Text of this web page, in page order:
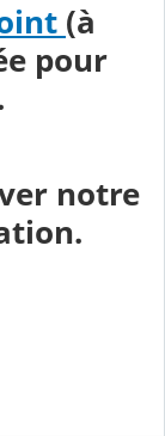
(à
pour
notre